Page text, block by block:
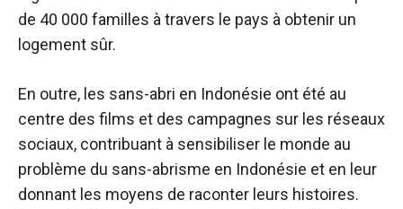
de 40 000 familles à travers le pays à obtenir un
logement sûr.
En outre, les sans-abri en Indonésie ont été au
centre des films et des campagnes sur les réseaux
sociaux, contribuant à sensibiliser le monde au
problème du sans-abrisme en Indonésie et en leur
donnant les moyens de raconter leurs histoires.